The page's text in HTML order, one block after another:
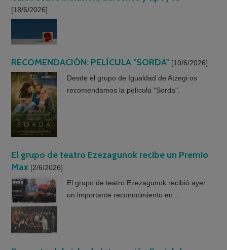
[18/6/2026]
RECOMENDACIÓN: PELÍCULA "SORDA" [10/6/2026]
Desde el grupo de Igualdad de Atzegi os
recomendamos la película "Sorda".
El grupo de teatro Ezezagunok recibe un Premio
Max [2/6/2026]
El grupo de teatro Ezezagunok recibió ayer
un importante reconocimiento en ...